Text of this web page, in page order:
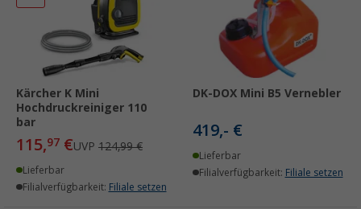
Kärcher K Mini
Hochdruckreiniger 110
bar
115,97 €UVP 124,99 €
Lieferbar
Filialverfügbarkeit: Filiale setzen
DK-DOX Mini B5 Vernebler
419,- €
Lieferbar
Filialverfügbarkeit: Filiale setzen